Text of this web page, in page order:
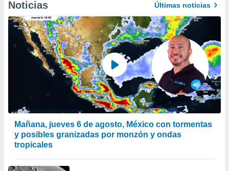
Noticias Últimas noticias
Mañana, jueves 6 de agosto, México con tormentas
y posibles granizadas por monzón y ondas
tropicales